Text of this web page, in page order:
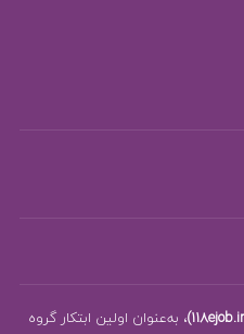
، به‌عنوان اولین ابتکار گروه